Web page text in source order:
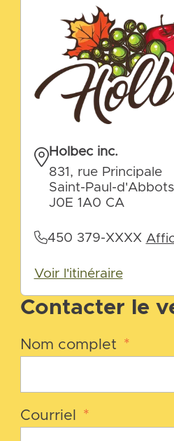
Contacter le
Nom complet *
Courriel *
Holbec inc.
831, rue Principale
Saint-Paul-
J0E 1A0 CA
450 379-XXXX
Voir l'itinéraire